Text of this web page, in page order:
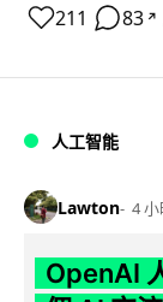
211 83 ↗
人工智能
Lawton 4 小
OpenAI